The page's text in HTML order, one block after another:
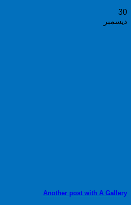
30
ديسمبر
Another post with A Gallery